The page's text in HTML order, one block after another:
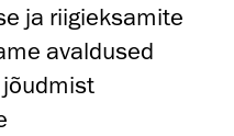
ja riigieksamite
avaldused
jõudmist